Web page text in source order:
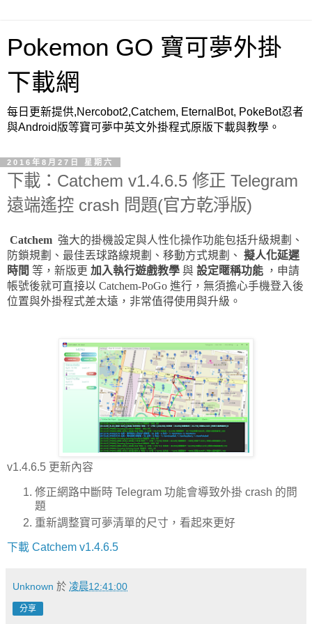
Pokemon GO 寶可夢外掛
下載網
每日更新提供,Nercobot2,Catchem, EternalBot, PokeBot忍者
與Android版等寶可夢中英文外掛程式原版下載與教學。
2016年8月27日 星期六
下載：Catchem v1.4.6.5 修正 Telegram
遠端遙控 crash 問題(官方乾淨版)
Catchem 強大的掛機設定與人性化操作功能包括升級規劃、
防鎖規劃、最佳丟球路線規劃、移動方式規劃、 擬人化延遲
時間 等，新版更 加入執行遊戲教學 與 設定暱稱功能 ，申請
帳號後就可直接以 Catchem-PoGo 進行，無須擔心手機登入後
位置與外掛程式差太遠，非常值得使用與升級。
v1.4.6.5 更新內容
修正網路中斷時 Telegram 功能會導致外掛 crash 的問
題
重新調整寶可夢清單的尺寸，看起來更好
下載 Catchem v1.4.6.5
Unknown 於 凌晨12:41:00
分享